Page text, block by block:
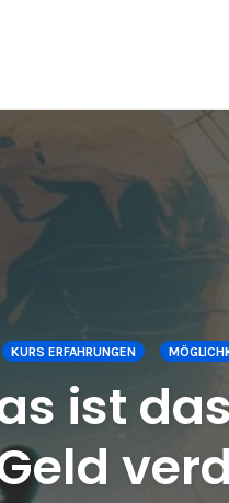
KURS ERFAHRUNGEN
ist